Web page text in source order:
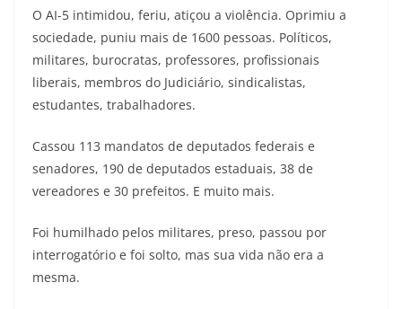
O AI-5 intimidou, feriu, atiçou a violência. Oprimiu a
sociedade, puniu mais de 1600 pessoas. Políticos,
militares, burocratas, professores, profissionais
liberais, membros do Judiciário, sindicalistas,
estudantes, trabalhadores.
Cassou 113 mandatos de deputados federais e
senadores, 190 de deputados estaduais, 38 de
vereadores e 30 prefeitos. E muito mais.
Foi humilhado pelos militares, preso, passou por
interrogatório e foi solto, mas sua vida não era a
mesma.